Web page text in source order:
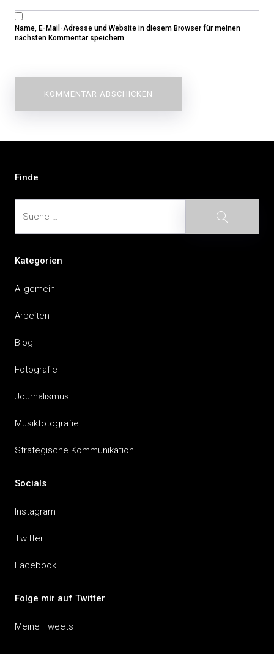
Name, E-Mail-Adresse und Website in diesem Browser für meinen
nächsten Kommentar speichern.
Finde
Suche
Kategorien
Allgemein
Arbeiten
Blog
Fotografie
Journalismus
Musikfotografie
Strategische Kommunikation
Socials
Instagram
Twitter
Facebook
Folge mir auf Twitter
Meine Tweets